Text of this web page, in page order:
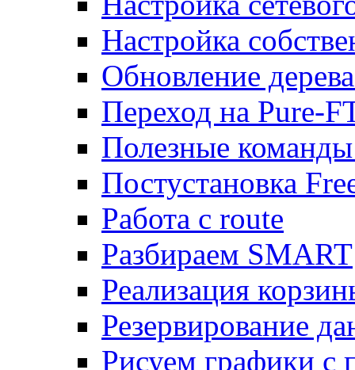
Настройка
Обновление
Переход на Pure-
Полезные
Постустановка
Работа с route
Разбираем SMART
Реализация
Резервирование
Рисуем графики